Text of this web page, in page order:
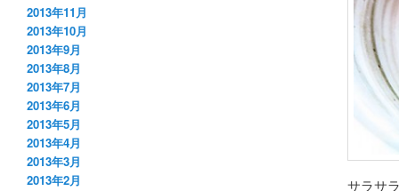
サラサ
2013年11月
2013年10月
2013年9月
2013年8月
2013年7月
2013年6月
2013年5月
2013年4月
2013年3月
2013年2月